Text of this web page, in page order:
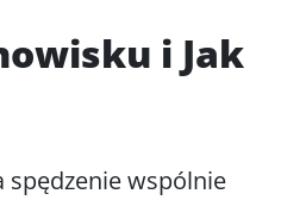
i Jak
spędzenie wspólnie